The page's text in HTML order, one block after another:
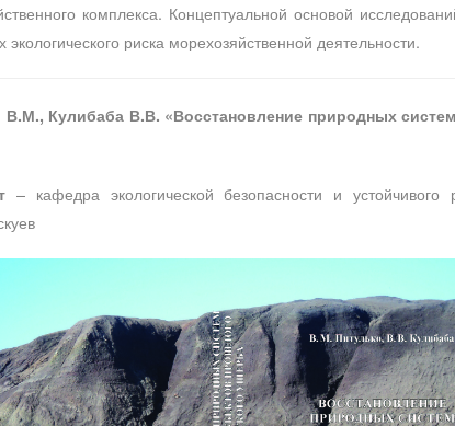
комплекса. Концептуальной основой
экологического риска морехозяйственной деятельности.
В.М., Кулибаба В.В. «Восстановление природных
– кафедра экологической безопасности и устойчивого